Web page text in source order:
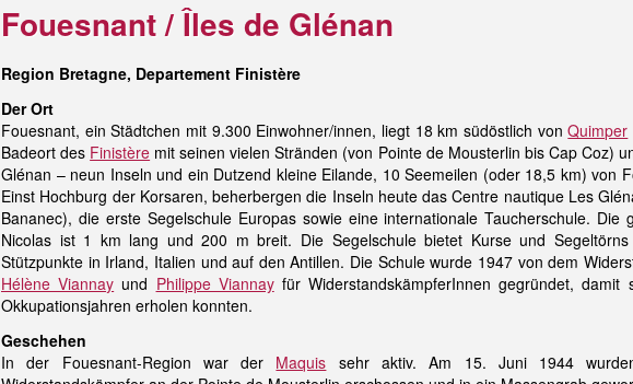
Fouesnant / Îles de Glénan
Region Bretagne, Departement Finistère
Der Ort
Fouesnant, ein Städtchen mit 9.300 Einwohner/innen, liegt 18 km südöstlich vonQuimper
Badeort des Finistère mit seinen vielen Stränden (von Pointe de Mousterlin bis Cap Coz)
Glénan – neun Inseln und ein Dutzend kleine Eilande, 10 Seemeilen (oder 18,5 km) von
Einst Hochburg der Korsaren, beherbergen die Inseln heute das Centre nautique Les
Bananec), die erste Segelschule Europas sowie eine internationale Taucherschule. Die
Nicolas ist 1 km lang und 200 m breit. Die Segelschule bietet Kurse und
Stützpunkte in Irland, Italien und auf den Antillen. Die Schule wurde 1947 von dem
Hélène Viannay und Philippe Viannayfür WiderstandskämpferInnen gegründet, damit
Okkupationsjahren erholen konnten.
Geschehen
In der Fouesnant-Region war der Maquis sehr aktiv. Am 15. Juni 1944